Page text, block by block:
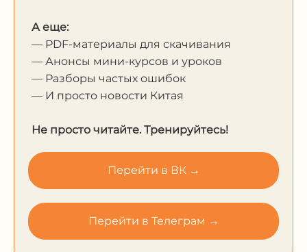
А еще:
— PDF-материалы для скачивания
— Анонсы мини-курсов и уроков
— Разборы частых ошибок
— И просто новости Китая
Не просто читайте. Тренируйтесь!
Перейти в ВК →
Перейти в Телеграм →